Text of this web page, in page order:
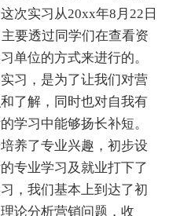
次实习从20xx年8月22日
要透过同学们在查看资
单位的方式来进行的。
习，是为了让我们对营
了解，同时也对自我有
学习中能够扬长补短。
养了专业兴趣，初步设
专业学习及就业打下了
，我们基本上到达了初
论分析营销问题，收